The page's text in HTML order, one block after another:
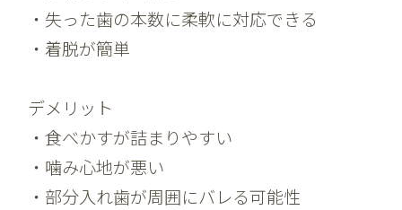
・失った歯の本数に柔軟に対応できる
・着脱が簡単
デメリット
・食べかすが詰まりやすい
・噛み心地が悪い
・部分入れ歯が周囲にバレる可能性